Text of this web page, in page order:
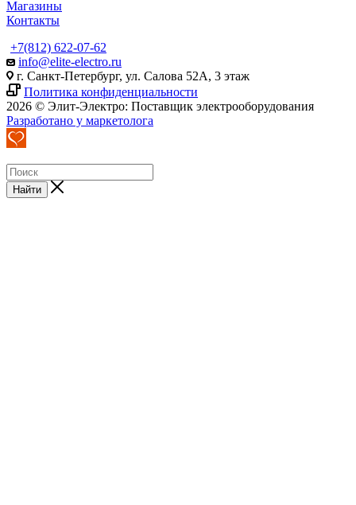
Магазины
Контакты
+7(812) 622-07-62
info@elite-electro.ru
г. Санкт-Петербург, ул. Салова 52А, 3 этаж
Политика конфиденциальности
2026 © Элит-Электро: Поставщик электрооборудования
Разработано у маркетолога
Найти